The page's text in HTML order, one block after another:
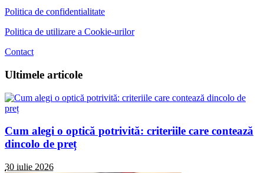
Politica de confidentialitate
Politica de utilizare a Cookie-urilor
Contact
Ultimele articole
Cum alegi o optică potrivită: criteriile care contează
dincolo de preț
30 iulie 2026